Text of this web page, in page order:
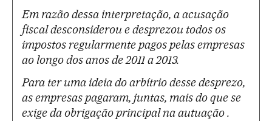
Em razão dessa interpretação, a acusação
fiscal desconsiderou e desprezou todos os
impostos regularmente pagos pelas empresas
ao longo dos anos de 2011 a 2013.
Para ter uma ideia do arbítrio desse desprezo,
as empresas pagaram, juntas, mais do que se
exige da obrigação principal na autuação .